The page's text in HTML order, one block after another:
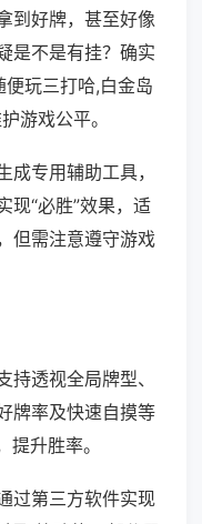
到好牌，甚至好像
是不是有挂？确实
玩三打哈,白金岛
游戏公平。
成专用辅助工具，
现“必胜”效果，适
但需注意遵守游戏
持透视全局牌型、
牌率及快速自摸等
升胜率。
过第三方软件实现